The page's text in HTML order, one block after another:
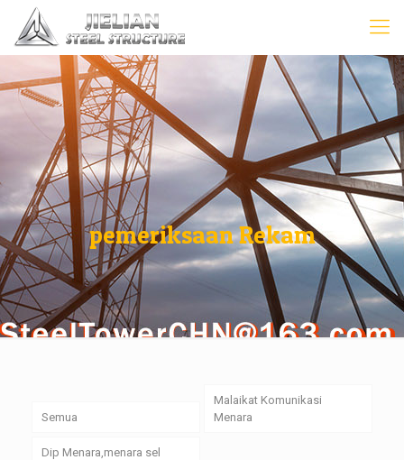
pemeriksaan Rekam
Semua
Malaikat Komunikasi
Menara
Dip Menara,menara sel